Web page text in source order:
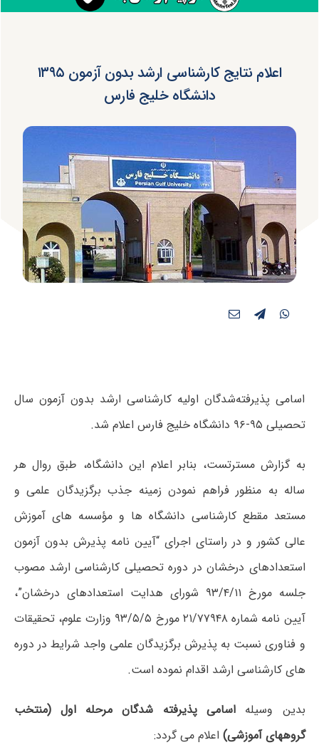
اعلام نتایج کارشناسی ارشد بدون آزمون ۱۳۹۵
دانشگاه خلیج فارس
اسامی پذیرفته‌شدگان اولیه کارشناسی ارشد بدون آزمون سال
تحصیلی ۹۵-۹۶ دانشگاه خلیج فارس اعلام شد.
به گزارش مسترتست، بنابر اعلام این دانشگاه، طبق روال هر
ساله به منظور فراهم نمودن زمینه جذب برگزیدگان علمی و
مستعد مقطع کارشناسی دانشگاه ها و مؤسسه های آموزش
عالی کشور و در راستای اجرای “آیین نامه پذیرش بدون آزمون
استعدادهای درخشان در دوره تحصیلی کارشناسی ارشد مصوب
جلسه مورخ ۹۳/۴/۱۱ شورای هدایت استعدادهای درخشان”،
آیین نامه شماره ۲۱/۷۷۹۴۸ مورخ ۹۳/۵/۵ وزارت علوم، تحقیقات
و فناوری نسبت به پذیرش برگزیدگان علمی واجد شرایط در دوره
های کارشناسی ارشد اقدام نموده است.
بدین وسیلهاسامی پذیرفته شدگان مرحله اول (منتخب
گروههای آموزشی) اعلام می گردد: